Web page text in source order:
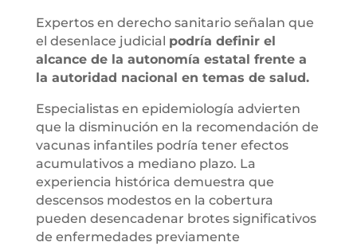
Expertos en derecho sanitario señalan que
el desenlace judicial podría definir el
alcance de la autonomía estatal frente a
la autoridad nacional en temas de salud.
Especialistas en epidemiología advierten
que la disminución en la recomendación de
vacunas infantiles podría tener efectos
acumulativos a mediano plazo. La
experiencia histórica demuestra que
descensos modestos en la cobertura
pueden desencadenar brotes significativos
de enfermedades previamente